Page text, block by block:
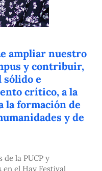
ampliar nuestro
y contribuir,
sólido e
crítico, a la
la formación de
y de
la PUCP y
el Hay Festival